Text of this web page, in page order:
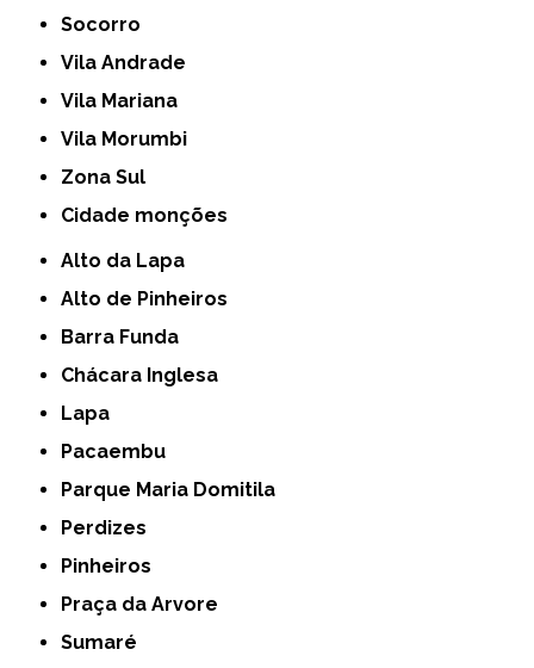
Socorro
Vila Andrade
Vila Mariana
Vila Morumbi
Zona Sul
cidade monções
Alto da Lapa
Alto de Pinheiros
Barra Funda
Chácara Inglesa
Lapa
Pacaembu
Parque Maria Domitila
Perdizes
Pinheiros
Praça da Arvore
Sumaré